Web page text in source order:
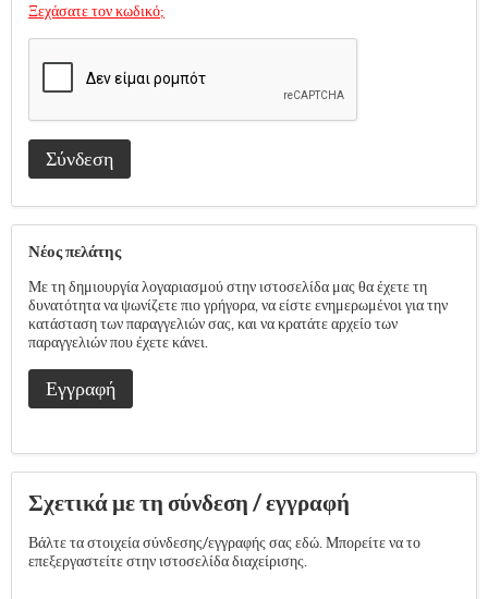
Ξεχάσατε τον κωδικό;
Σύνδεση
Νέος πελάτης
Με τη δημιουργία λογαριασμού στην ιστοσελίδα μας θα έχετε τη
δυνατότητα να ψωνίζετε πιο γρήγορα, να είστε ενημερωμένοι για την
κατάσταση των παραγγελιών σας, και να κρατάτε αρχείο των
παραγγελιών που έχετε κάνει.
Εγγραφή
Σχετικά με τη σύνδεση / εγγραφή
Βάλτε τα στοιχεία σύνδεσης/εγγραφής σας εδώ. Μπορείτε να το
επεξεργαστείτε στην ιστοσελίδα διαχείρισης.